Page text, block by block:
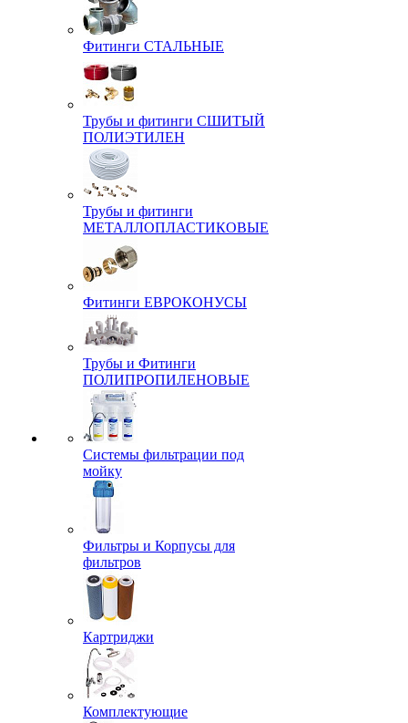
Фитинги СТАЛЬНЫЕ
Трубы и фитинги СШИТЫЙ
ПОЛИЭТИЛЕН
Трубы и фитинги
МЕТАЛЛОПЛАСТИКОВЫЕ
Фитинги ЕВРОКОНУСЫ
Трубы и Фитинги
ПОЛИПРОПИЛЕНОВЫЕ
Системы фильтрации под
мойку
Фильтры и Корпусы для
фильтров
Картриджи
Комплектующие